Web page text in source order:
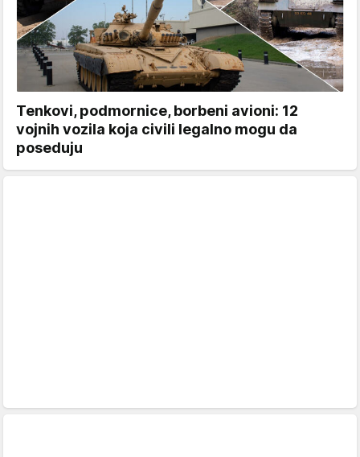
Tenkovi, podmornice, borbeni avioni: 12
vojnih vozila koja civili legalno mogu da
poseduju